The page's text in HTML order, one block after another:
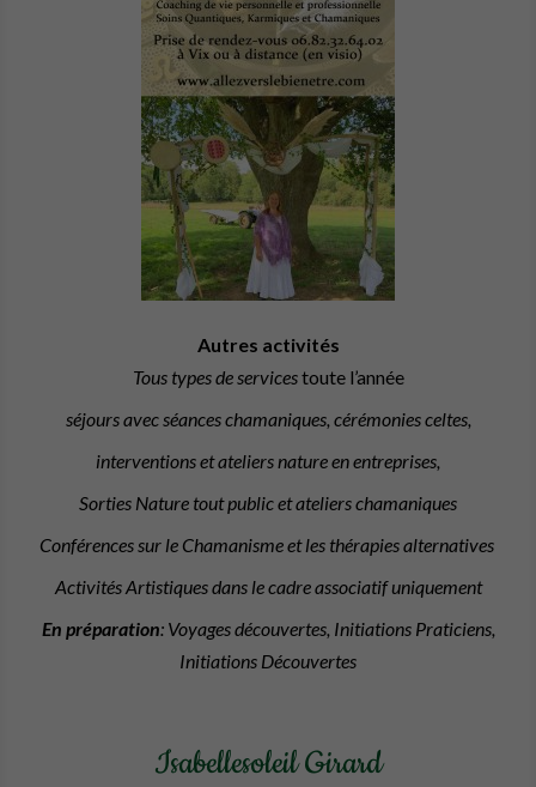
Autres activités
Tous types de servicestoute l’année
séjours avec séances chamaniques, cérémonies celtes,
interventions et ateliers nature en entreprises,
Sorties Nature tout public et ateliers chamaniques
Conférences sur le Chamanisme et les thérapies alternatives
Activités Artistiques dans le cadre associatif uniquement
En préparation: Voyages découvertes, Initiations Praticiens,
Initiations Découvertes
Isabellesoleil Girard